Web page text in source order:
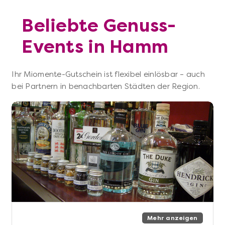
Beliebte Genuss-
Events in Hamm
Ihr Miomente-Gutschein ist flexibel einlösbar – auch
bei Partnern in benachbarten Städten der Region.
Mehr anzeigen